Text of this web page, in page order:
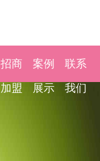
招商
加盟
案例
展示
联系
我们